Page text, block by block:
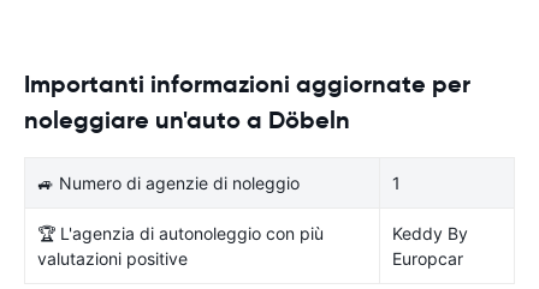
Importanti informazioni aggiornate per
noleggiare un'auto a Döbeln
🚙 Numero di agenzie di noleggio 1
🏆 L'agenzia di autonoleggio con più
valutazioni positive
Keddy By
Europcar